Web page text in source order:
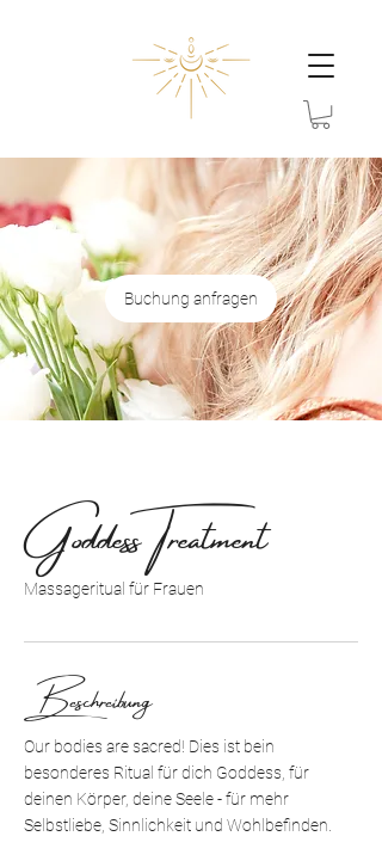
Buchung anfragen
Goddess Treatment
Massageritual für Frauen
Beschreibung
Our bodies are sacred! Dies ist bein
besonderes Ritual für dich Goddess, für
deinen Körper, deine Seele - für mehr
Selbstliebe, Sinnlichkeit und Wohlbefinden.